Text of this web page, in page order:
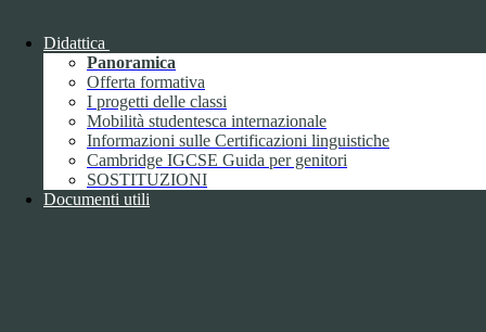
Didattica
Panoramica
Offerta formativa
I progetti delle classi
Mobilità studentesca internazionale
Informazioni sulle Certificazioni linguistiche
Cambridge IGCSE Guida per genitori
SOSTITUZIONI
Documenti utili
2018
Gennaio
Febbraio
Marzo
Aprile